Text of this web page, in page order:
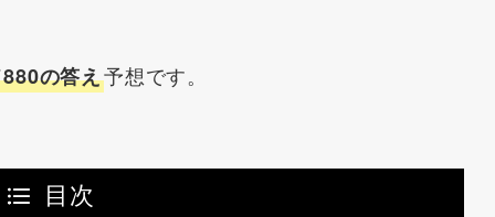
の答え予想です。
目次